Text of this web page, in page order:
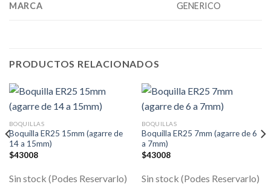
MARCA GENERICO
PRODUCTOS RELACIONADOS
BOQUILLAS
Boquilla ER25 15mm (agarre de
14 a 15mm)
$43008
Sin stock (Podes Reservarlo)
BOQUILLAS
Boquilla ER25 7mm (agarre de 6
a 7mm)
$43008
Sin stock (Podes Reservarlo)